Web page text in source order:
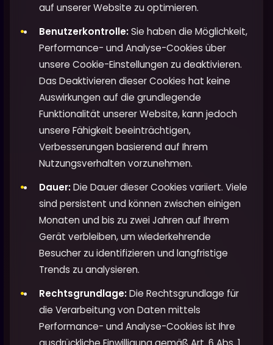
auf unserer Website zu optimieren.
Benutzerkontrolle:Sie haben die Möglichkeit,
Performance- und Analyse-Cookies über
unsere Cookie-Einstellungen zu deaktivieren.
Das Deaktivieren dieser Cookies hat keine
Auswirkungen auf die grundlegende
Funktionalität unserer Website, kann jedoch
unsere Fähigkeit beeinträchtigen,
Verbesserungen basierend auf Ihrem
Nutzungsverhalten vorzunehmen.
Dauer:Die Dauer dieser Cookies variiert. Viele
sind persistent und können zwischen einigen
Monaten und bis zu zwei Jahren auf Ihrem
Gerät verbleiben, um wiederkehrende
Besucher zu identifizieren und langfristige
Trends zu analysieren.
Rechtsgrundlage:Die Rechtsgrundlage für
die Verarbeitung von Daten mittels
Performance- und Analyse-Cookies ist Ihre